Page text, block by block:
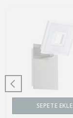
SEPETE EKLE